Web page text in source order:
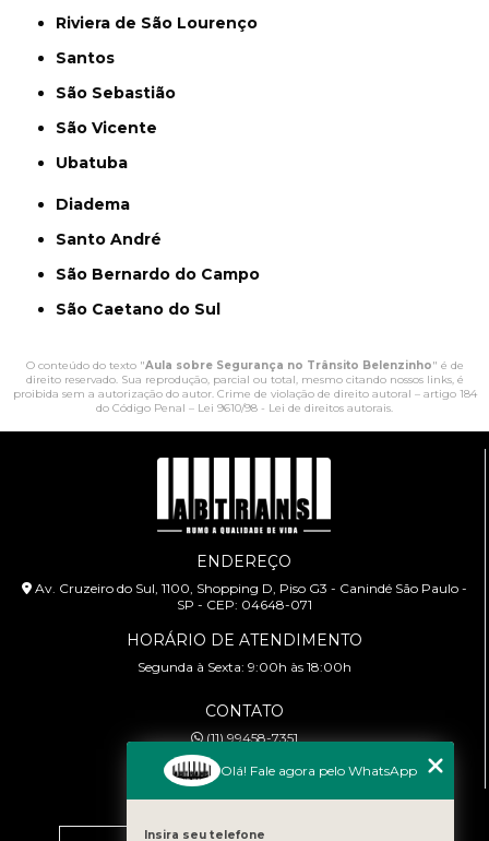
Riviera de São Lourenço
Santos
São Sebastião
São Vicente
Ubatuba
Diadema
Santo André
São Bernardo do Campo
São Caetano do Sul
O conteúdo do texto "Aula sobre Segurança no Trânsito Belenzinho" é de
direito reservado. Sua reprodução, parcial ou total, mesmo citando nossos links, é
proibida sem a autorização do autor. Crime de violação de direito autoral – artigo 184
do Código Penal – Lei 9610/98 - Lei de direitos autorais.
ENDEREÇO
Av. Cruzeiro do Sul, 1100, Shopping D, Piso G3 - Canindé São Paulo -
SP - CEP: 04648-071
HORÁRIO DE ATENDIMENTO
Segunda à Sexta: 9:00h às 18:00h
CONTATO
(11) 99458-7351
cursoabtrans@gmail.com
Home
Olá! Fale agora pelo WhatsApp
Insira seu telefone